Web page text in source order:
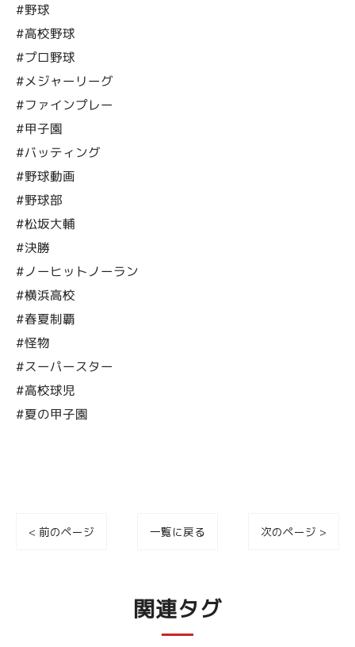
#野球
#高校野球
#プロ野球
#メジャーリーグ
#ファインプレー
#甲子園
#バッティング
#野球動画
#野球部
#松坂大輔
#決勝
#ノーヒットノーラン
#横浜高校
#春夏制覇
#怪物
#スーパースター
#高校球児
#夏の甲子園
< 前のページ 一覧に戻る 次のページ >
関連タグ